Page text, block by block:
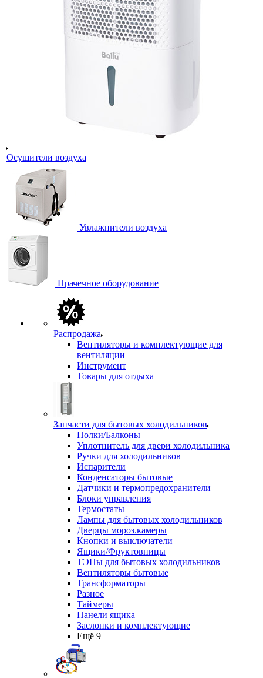
Осушители воздуха
Увлажнители воздуха
Прачечное оборудование
Распродажа
Вентиляторы и комплектующие для
вентиляции
Инструмент
Товары для отдыха
Запчасти для бытовых холодильников
Полки/Балконы
Уплотнитель для двери холодильника
Ручки для холодильников
Испарители
Конденсаторы бытовые
Датчики и термопредохранители
Блоки управления
Термостаты
Лампы для бытовых холодильников
Дверцы мороз.камеры
Кнопки и выключатели
Ящики/Фруктовницы
ТЭНы для бытовых холодильников
Вентиляторы бытовые
Трансформаторы
Разное
Таймеры
Панели ящика
Заслонки и комплектующие
Ещё 9